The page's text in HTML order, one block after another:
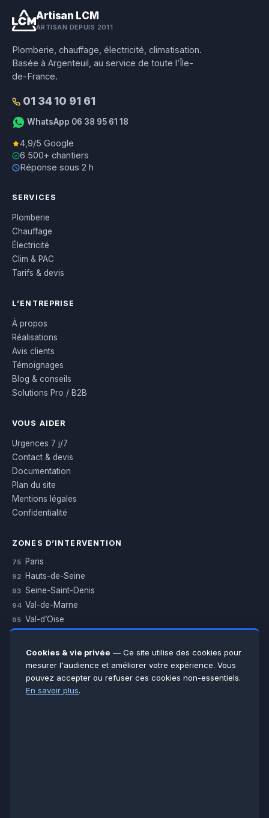
Artisan LCM
ARTISAN DEPUIS 2011
Plomberie, chauffage, électricité, climatisation.
Basée à Argenteuil, au service de toute l’Île-
de-France.
01 34 10 91 61
WhatsApp 06 38 95 61 18
4,9/5 Google
6 500+ chantiers
Réponse sous 2 h
SERVICES
Plomberie
Chauffage
Électricité
Clim & PAC
Tarifs & devis
L’ENTREPRISE
À propos
Réalisations
Avis clients
Témoignages
Blog & conseils
Solutions Pro / B2B
VOUS AIDER
Urgences 7 j/7
Contact & devis
Documentation
Plan du site
Mentions légales
Confidentialité
ZONES D’INTERVENTION
75 Paris
92 Hauts-de-Seine
93 Seine-Saint-Denis
94 Val-de-Marne
95 Val-d’Oise
Essonne
Seine-et-Marne
Voir toutes les villes →
Cookies & vie privée — Ce site utilise des cookies pour
mesurer l'audience et améliorer votre expérience. Vous
pouvez accepter ou refuser ces cookies non-essentiels.
En savoir plus.